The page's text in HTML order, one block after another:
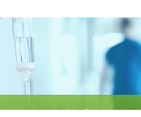
Körperschaft des öffentlichen Rechts